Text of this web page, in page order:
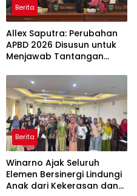
Berita
Allex Saputra: Perubahan
APBD 2026 Disusun untuk
Menjawab Tantangan
Berita
Winarno Ajak Seluruh
Elemen Bersinergi Lindungi
Anak dari Kekerasan dan